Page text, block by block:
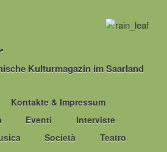
Kulturmagazin im Saarland
Kontakte & Impressum
Eventi
Interviste
Società Teatro